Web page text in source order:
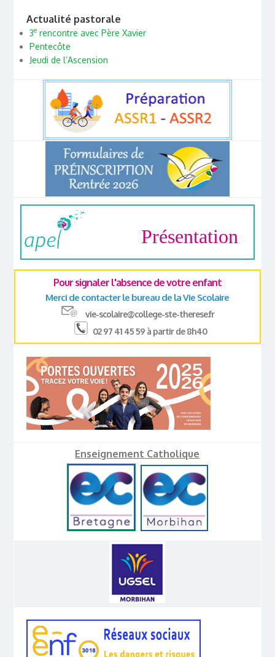
Actualité pastorale
3erencontre avec Père Xavier
Pentecôte
Jeudi de l’Ascension
Présentation
Pour signaler l'absence de votre enfant
Merci de contacter le bureau de la Vie Scolaire
vie-scolaire@college-ste-therese.fr
02 97 41 45 59 à partir de 8h40
Enseignement Catholique